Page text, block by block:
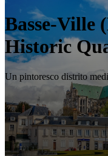
Basse-Ville
Historic
Un pintoresco distrito